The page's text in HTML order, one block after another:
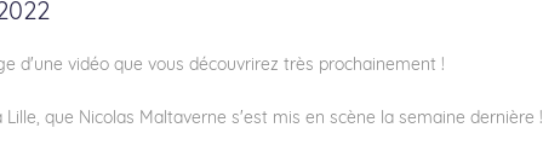
d'une vidéo que vous découvrirez très prochainement !
Lille, que Nicolas Maltaverne s'est mis en scène la semaine dernière !